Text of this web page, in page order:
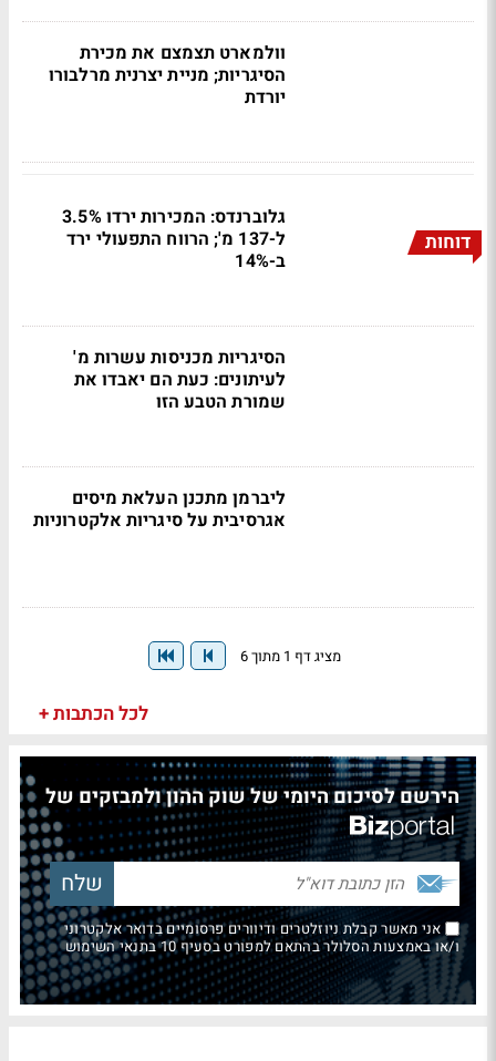
וולמארט תצמצם את מכירת
הסיגריות; מניית יצרנית מרלבורו
יורדת
דוחות
גלוברנדס: המכירות ירדו 3.5%
ל-137 מ'; הרווח התפעולי ירד
ב-14%
הסיגריות מכניסות עשרות מ'
לעיתונים: כעת הם יאבדו את
שמורת הטבע הזו
ליברמן מתכנן העלאת מיסים
אגרסיבית על סיגריות אלקטרוניות
מציג דף 1 מתוך 6
לכל הכתבות +
הירשם לסיכום היומי של שוק ההון ולמבזקים של
אני מאשר קבלת ניוזלטרים ודיוורים פרסומיים בדואר אלקטרוני
ו/או באמצעות הסלולר בהתאם למפורט בסעיף 10 בתנאי השימוש